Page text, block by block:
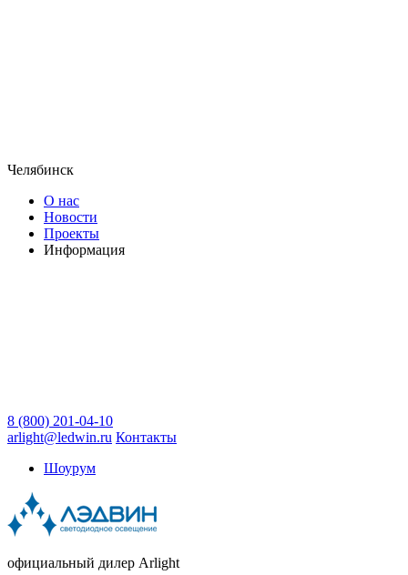
Челябинск
О нас
Новости
Проекты
Информация
8 (800) 201-04-10
arlight@ledwin.ru Контакты
Шоурум
официальный дилер Arlight